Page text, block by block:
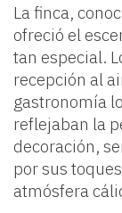
La finca,
ofreció el
tan especial.
recepción al
gastronomía
reflejaban la
decoración,
por sus
atmósfera